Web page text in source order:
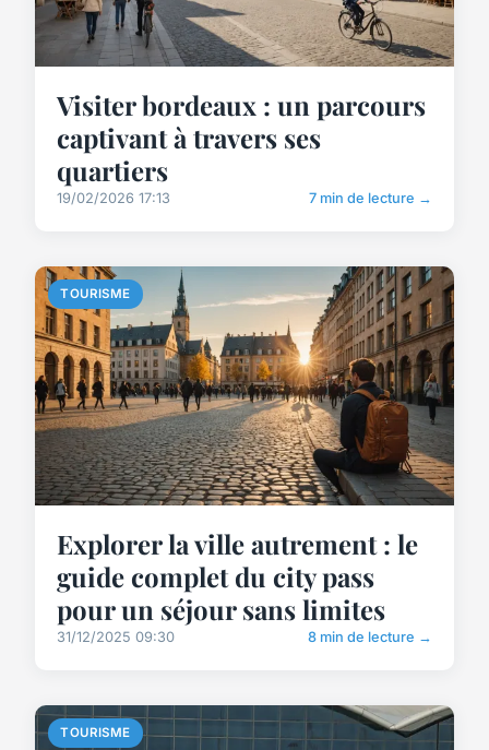
Visiter bordeaux : un parcours
captivant à travers ses
quartiers
19/02/2026 17:13 7 min de lecture →
TOURISME
Explorer la ville autrement : le
guide complet du city pass
pour un séjour sans limites
31/12/2025 09:30 8 min de lecture →
TOURISME